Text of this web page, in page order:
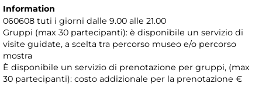
Information
060608 tuti i giorni dalle 9.00 alle 21.00
Gruppi (max 30 partecipanti): è disponibile un servizio di
visite guidate, a scelta tra percorso museo e/o percorso
mostra
È disponibile un servizio di prenotazione per gruppi, (max
30 partecipanti): costo addizionale per la prenotazione €